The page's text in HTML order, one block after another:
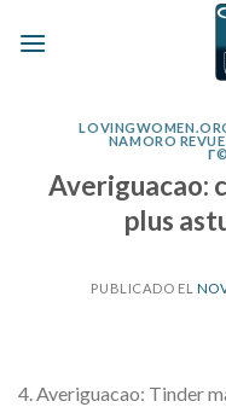
NAMORO
Averiguacao:
plus
PUBLICADO EL
4. Averiguacao: Tinder